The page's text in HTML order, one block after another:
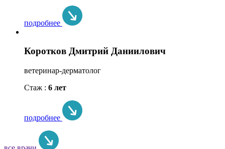
подробнее
Коротков Дмитрий Даниилович
ветеринар-дерматолог
Стаж : 6 лет
подробнее